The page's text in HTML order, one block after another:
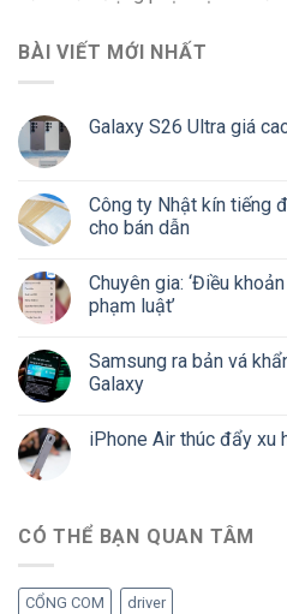
BÀI VIẾT MỚI NHẤT
Galaxy S26 Ultra giá
Công ty Nhật kín tiếng
cho bán dẫn
Chuyên gia: ‘Điều
phạm luật’
Samsung ra bản vá
Galaxy
iPhone Air thúc đẩy xu
CÓ THỂ BẠN QUAN TÂM
CỔNG COM driver